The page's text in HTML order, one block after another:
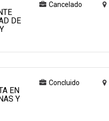
DE
Cancelado
EN
Y
Concluido